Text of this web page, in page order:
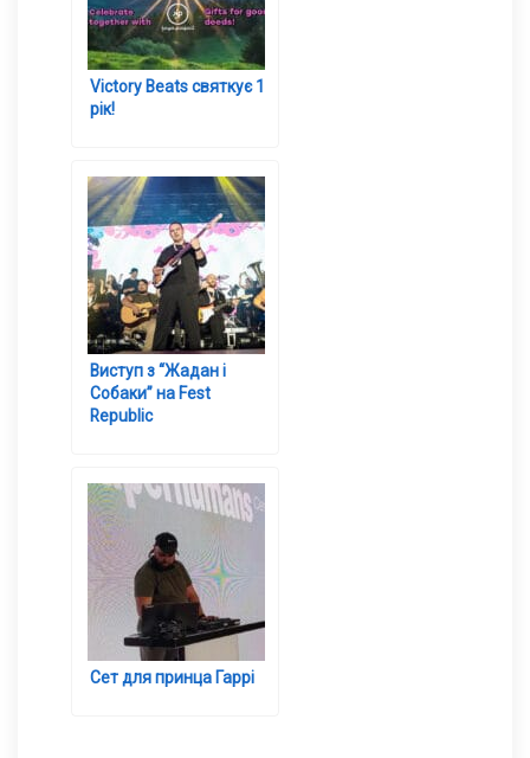
Victory Beats святкує 1
рік!
Виступ з “Жадан і
Собаки” на Fest
Republic
Сет для принца Гаррі